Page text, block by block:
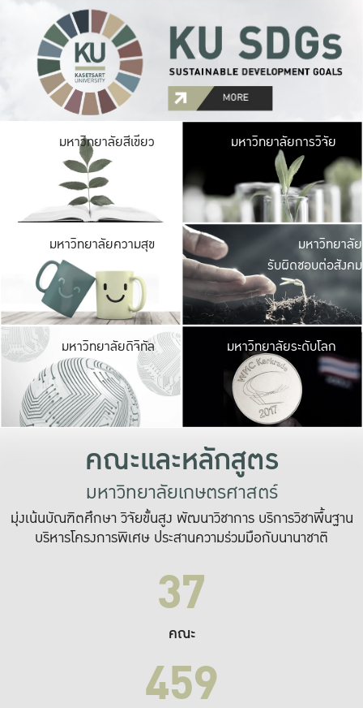
มหาวิทยาลัยสีเขียว มหาวิ
มีพื้นที่เขียวสดใส
เป็นป่าในเมือง เกษต
มหาวิทยาลัยการวิจัย
มหาวิทยาลัยความสุข มหาวิ
ค
เปิดประ
และพบเรื่องราวใ
มหาวิทยาลัย
รับผิดชอบต่อสังคม
มหาวิทยาลัยดิจิทัล มหาวิ
เปลี่ยนแปลง แล
เพื่อทำง
ระบบสารสนเทศ
มหาวิทยาลัยระดับโลก
คณะและหลักสูตร
มหาวิทยาลัยเกษตรศาสตร์
มุ่งเน้นบัณฑิตศึกษา วิจัยขั้นสูง พัฒนาวิชาการ บริการวิชาพื้นฐาน
บริหารโครงการพิเศษ ประสานความร่วมมือกับนานาชาติ
37
คณะ
459